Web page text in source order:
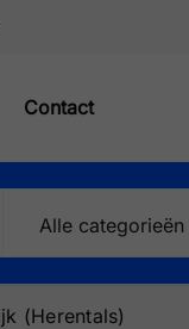
Contact
Alle categorieën
(Herentals)